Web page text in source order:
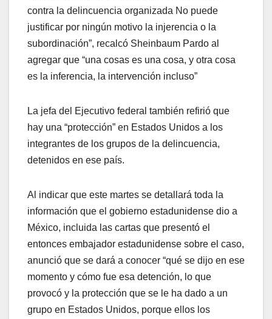
contra la delincuencia organizada No puede
justificar por ningún motivo la injerencia o la
subordinación”, recalcó Sheinbaum Pardo al
agregar que “una cosas es una cosa, y otra cosa
es la inferencia, la intervención incluso”
La jefa del Ejecutivo federal también refirió que
hay una “protección” en Estados Unidos a los
integrantes de los grupos de la delincuencia,
detenidos en ese país.
Al indicar que este martes se detallará toda la
información que el gobierno estadunidense dio a
México, incluida las cartas que presentó el
entonces embajador estadunidense sobre el caso,
anunció que se dará a conocer “qué se dijo en ese
momento y cómo fue esa detención, lo que
provocó y la protección que se le ha dado a un
grupo en Estados Unidos, porque ellos los